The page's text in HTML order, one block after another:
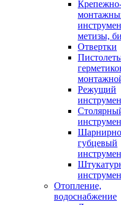
метизы,
Отвертки
Режущий
губцевый
Отопление,
водоснабжение